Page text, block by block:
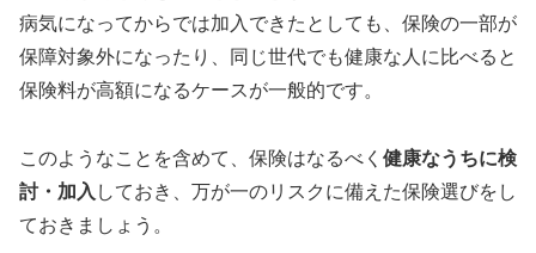
病気になってからでは加入できたとしても、保険の一部が
保障対象外になったり、同じ世代でも健康な人に比べると
保険料が高額になるケースが一般的です。
このようなことを含めて、保険はなるべく 健康なうちに検
討・加入 しておき、万が一のリスクに備えた保険選びをし
ておきましょう。